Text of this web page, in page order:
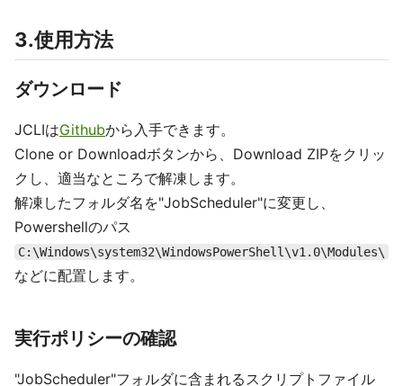
3.使用方法
ダウンロード
JCLIはGithubから入手できます。
Clone or Downloadボタンから、Download ZIPをクリッ
クし、適当なところで解凍します。
解凍したフォルダ名を"JobScheduler"に変更し、
Powershellのパス
C:\Windows\system32\WindowsPowerShell\v1.0\Modules\
などに配置します。
実行ポリシーの確認
"JobScheduler"フォルダに含まれるスクリプトファイル